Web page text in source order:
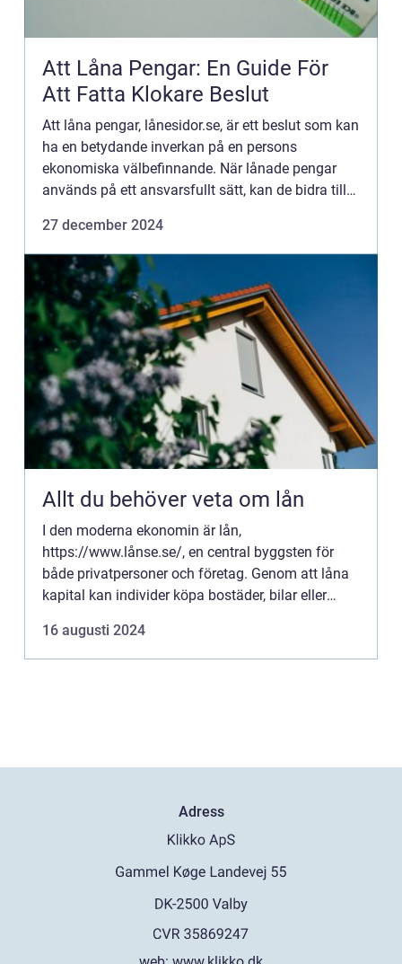
Att Låna Pengar: En Guide För
Att Fatta Klokare Beslut
Att låna pengar, lånesidor.se, är ett beslut som kan
ha en betydande inverkan på en persons
ekonomiska välbefinnande. När lånade pengar
används på ett ansvarsfullt sätt, kan de bidra till
27 december 2024
Allt du behöver veta om lån
I den moderna ekonomin är lån,
https://www.lånse.se/, en central byggsten för
både privatpersoner och företag. Genom att låna
kapital kan individer köpa bostäder, bilar eller
16 augusti 2024
Adress